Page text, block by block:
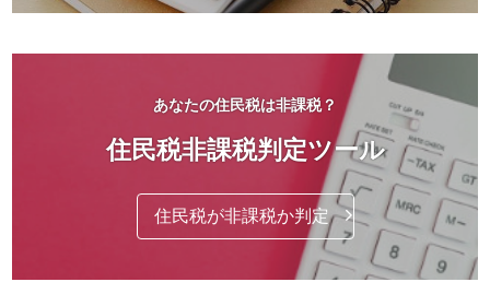
あなたの住民税は非課税？
住民税非課税判定ツール
住民税が非課税か判定